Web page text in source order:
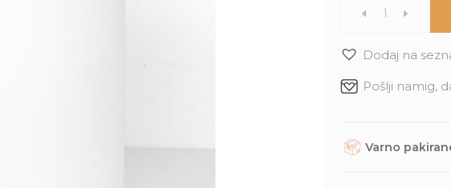
Klasični
beli
lonec
Dodaj na
Pošlji namig,
Varno